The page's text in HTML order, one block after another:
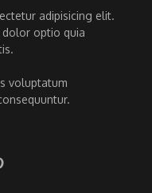
adipisicing elit.
dolor optio quia
voluptatum